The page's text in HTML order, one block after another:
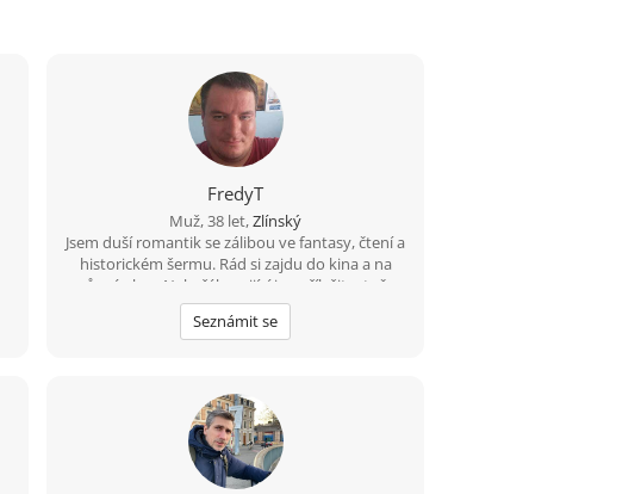
FredyT
Muž, 38 let,Zlínský
Jsem duší romantik se zálibou ve fantasy, čtení a
historickém šermu. Rád si zajdu do kina a na
různé akce. Nekuřák a pijící jen příležitostně,
nebo lépe nikdy.
Seznámit se